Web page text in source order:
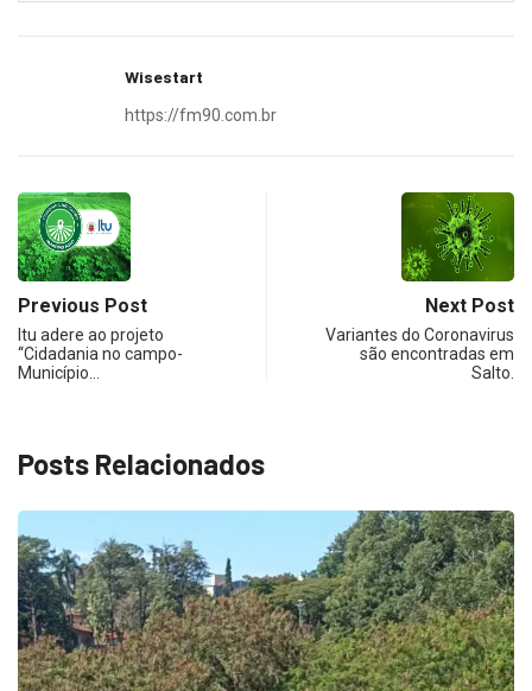
Wisestart
https://fm90.com.br
Previous Post
Itu adere ao projeto
“Cidadania no campo-
Município…
Next Post
Variantes do Coronavirus
são encontradas em
Salto.
Posts Relacionados